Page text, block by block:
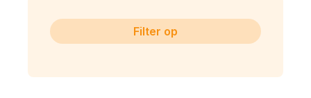
Filter op